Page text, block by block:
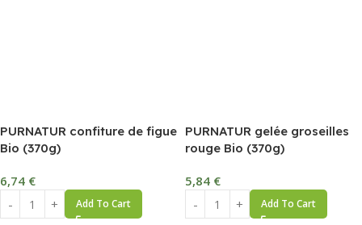
PURNATUR confiture de figue
Bio (370g)
6,74 €
Add To Cart
PURNATUR gelée groseilles
rouge Bio (370g)
5,84 €
Add To Cart